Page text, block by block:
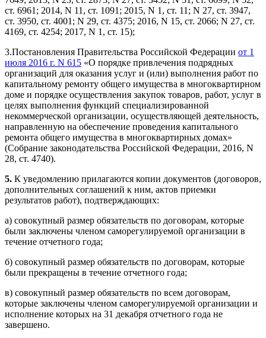
ст. 6961; 2014, N 11, ст. 1091; 2015, N 1, ст. 11; N 27, ст. 3947,
ст. 3950, ст. 4001; N 29, ст. 4375; 2016, N 15, ст. 2066; N 27, ст.
4169, ст. 4254; 2017, N 1, ст. 15);
3.Постановления Правительства Российской Федерации от 1
июля 2016 г. N 615 «О порядке привлечения подрядных
организаций для оказания услуг и (или) выполнения работ по
капитальному ремонту общего имущества в многоквартирном
доме и порядке осуществления закупок товаров, работ, услуг в
целях выполнения функций специализированной
некоммерческой организации, осуществляющей деятельность,
направленную на обеспечение проведения капитального
ремонта общего имущества в многоквартирных домах»
(Собрание законодательства Российской Федерации, 2016, N
28, ст. 4740).
5. К уведомлению прилагаются копии документов (договоров,
дополнительных соглашений к ним, актов приемки
результатов работ), подтверждающих:
а) совокупный размер обязательств по договорам, которые
были заключены членом саморегулируемой организации в
течение отчетного года;
б) совокупный размер обязательств по договорам, которые
были прекращены в течение отчетного года;
в) совокупный размер обязательств по всем договорам,
которые заключены членом саморегулируемой организации и
исполнение которых на 31 декабря отчетного года не
завершено.